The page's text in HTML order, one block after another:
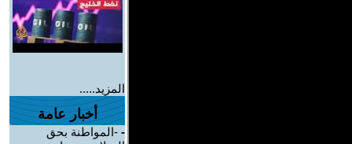
المزيد.....
أخبار عامة
- -المواطنة بحق